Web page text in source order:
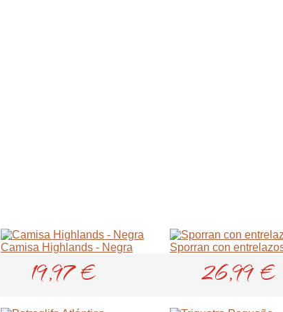
Camisa Highlands - Negra
19,97 €
Sporran con
26,99 €